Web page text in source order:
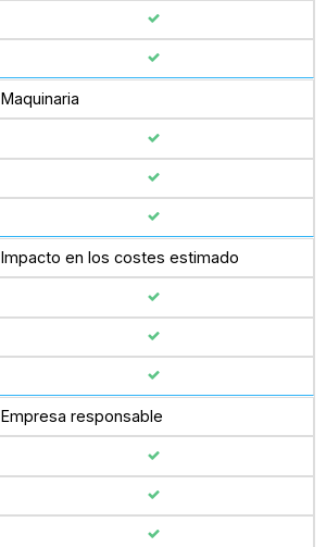
Maquinaria
Impacto en los costes estimado
Empresa responsable